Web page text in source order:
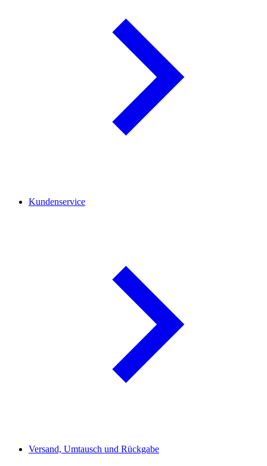
Kundenservice
Versand, Umtausch und Rückgabe